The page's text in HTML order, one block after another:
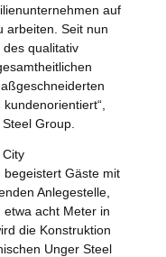
auf
arbeiten. Seit nun
qualitativ
Group.
Gäste mit
Anlegestelle,
acht Meter in
die Konstruktion
Unger Steel